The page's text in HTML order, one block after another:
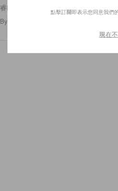
睿帥真的太可愛了～
By
點擊訂閱即表示您同意我們
現在